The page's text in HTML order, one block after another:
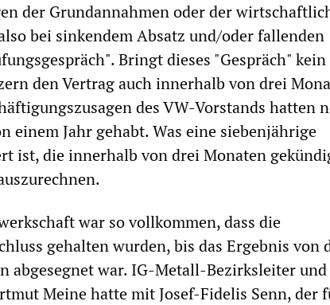
der Grundannahmen oder der
bei sinkendem Absatz und/oder fallenden
Bringt dieses "Gespräch" kein
den Vertrag auch innerhalb von drei
des VW-Vorstands hatten
einem Jahr gehabt. Was eine siebenjährige
ist, die innerhalb von drei Monaten
war so vollkommen, dass die
gehalten wurden, bis das Ergebnis von
abgesegnet war. IG-Metall-Bezirksleiter und
Meine hatte mit Josef-Fidelis Senn, der